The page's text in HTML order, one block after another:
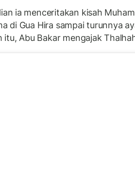
ia menceritakan kisah
di Gua Hira sampai turunnya
itu, Abu Bakar mengajak